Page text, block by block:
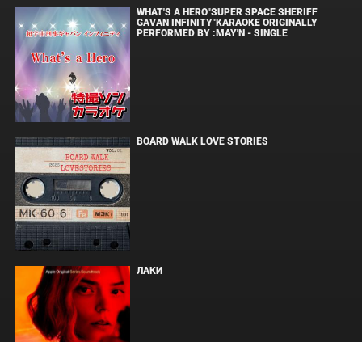
WHAT'S A HERO"SUPER SPACE SHERIFF
GAVAN INFINITY"KARAOKE ORIGINALLY
PERFORMED BY :MAY'N - SINGLE
BOARD WALK LOVE STORIES
ЛАКИ